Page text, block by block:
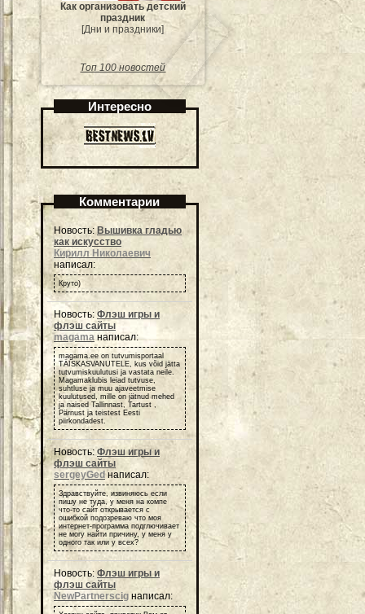
Как организовать детский
праздник
[Дни и праздники]
Топ 100 новостей
Интересно
Комментарии
Новость:Вышивка гладью
как искусство
Кирилл Николаевич
написал:
Круто)
Новость: Флэш игры и
флэш сайты
magamaнаписал:
magama.ee on tutvumisportaal
TÄISKASVANUTELE, kus võid jätta
tutvumiskuulutusi ja vastata neile.
Magamaklubis leiad tutvuse,
suhtluse ja muu ajaveetmise
kuulutused, mille on jätnud mehed
ja naised Tallinnast, Tartust ,
Pärnust ja teistest Eesti
piirkondadest.
Новость:Флэш игры и
флэш сайты
sergeyGedнаписал:
Здравствуйте, извиняюсь если
пишу не туда, у меня на компе
что-то сайт открывается с
ошибкой подозреваю что моя
интернет-программа подглючивает
не могу найти причину, у меня у
одного так или у всех?
Новость: Флэш игры и
флэш сайты
NewPartnerscig написал: